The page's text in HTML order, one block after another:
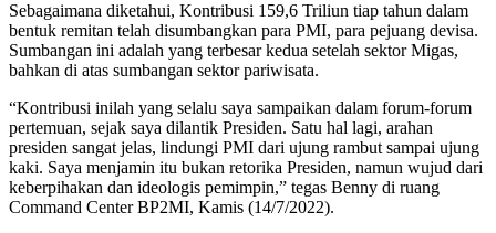
Sebagaimana diketahui, Kontribusi 159,6 Triliun tiap tahun dalam
bentuk remitan telah disumbangkan para PMI, para pejuang devisa.
Sumbangan ini adalah yang terbesar kedua setelah sektor Migas,
bahkan di atas sumbangan sektor pariwisata.
“Kontribusi inilah yang selalu saya sampaikan dalam forum-forum
pertemuan, sejak saya dilantik Presiden. Satu hal lagi, arahan
presiden sangat jelas, lindungi PMI dari ujung rambut sampai ujung
kaki. Saya menjamin itu bukan retorika Presiden, namun wujud dari
keberpihakan dan ideologis pemimpin,” tegas Benny di ruang
Command Center BP2MI, Kamis (14/7/2022).